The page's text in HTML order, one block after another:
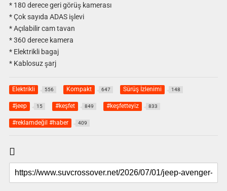
* 180 derece geri görüş kamerası
* Çok sayıda ADAS işlevi
* Açılabilir cam tavan
* 360 derece kamera
* Elektrikli bagaj
* Kablosuz şarj
Elektrikli 556 Kompakt 647 Sürüş İzlenimi 148
#jeep 15 #keşfet 849 #keşfetteyiz 833
#reklamdeğil #haber 409